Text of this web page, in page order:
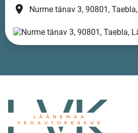
place Nurme tänav 3, 90801,